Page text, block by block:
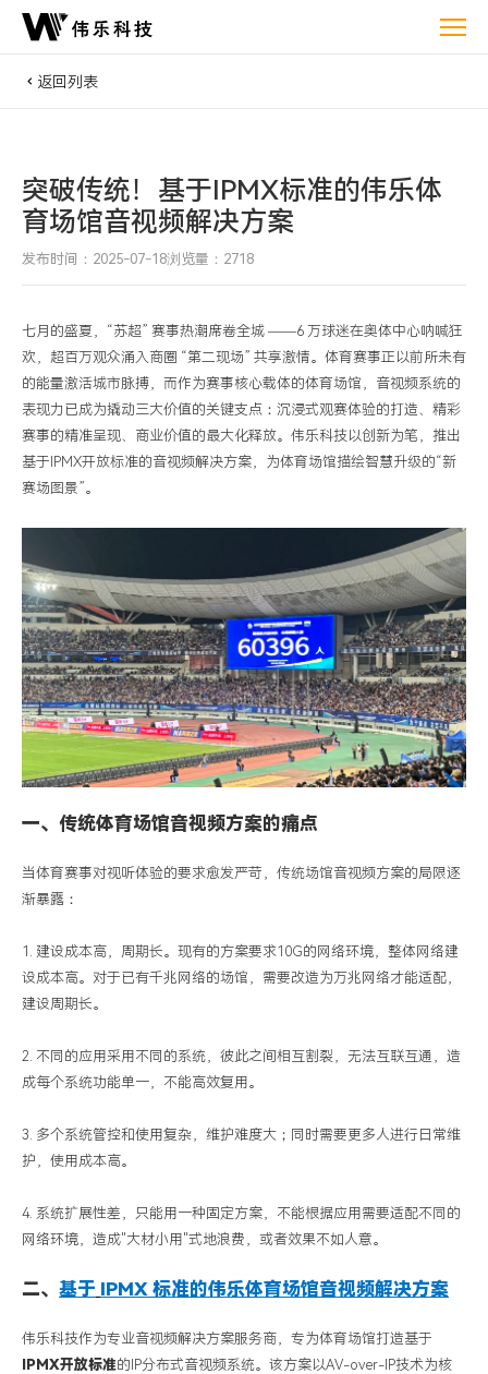
IPMX
返回列表
突破传统！基于IPMX标准的伟乐体
育场馆音视频解决方案
发布时间：2025-07-18浏览量：2718
七月的盛夏， “苏超” 赛事热潮席卷全城 ——6 万球迷在奥体中心呐喊狂
欢，超百万观众涌入商圈 “第二现场” 共享激情。体育赛事正以前所未有
的能量激活城市脉搏，而作为赛事核心载体的体育场馆，音视频系统的
表现力已成为撬动三大价值的关键支点：沉浸式观赛体验的打造、精彩
赛事的精准呈现、商业价值的最大化释放。 伟乐科技以创新为笔，推出
基于 IPMX开放标准的音视频解决方案，为体育场馆描绘智慧升级的“新
赛场图景”。
一、传统体育场馆音视频方案的痛点
当体育赛事对视听体验的要求愈发严苛，传统场馆音视频方案的局限逐
渐暴露：
1. 建设成本高，周期长。现有的方案要求10G的网络环境，整体网络建
设成本高。对于已有千兆网络的场馆，需要改造为万兆网络才能适配，
建设周期长。
2. 不同的应用采用不同的系统，彼此之间相互割裂，无法互联互通，造
成每个系统功能单一，不能高效复用。
3. 多个系统管控和使用复杂，维护难度大；同时需要更多人进行日常维
护，使用成本高。
4. 系统扩展性差，只能用一种固定方案，不能根据应用需要适配不同的
网络环境，造成"大材小用"式地浪费，或者效果不如人意。
二、 基于 IPMX 标准的伟乐体育场馆音视频解决方案
伟乐科技作为专业音视频解决方案服务商，专为体育场馆打造基于
IPMX开放标准的 IP分布式音视频系统。该方案以AV-over-IP技术为核